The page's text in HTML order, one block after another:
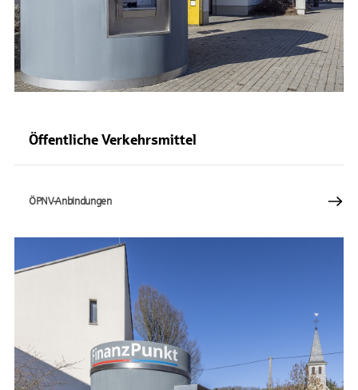
Öffentliche Verkehrsmittel
ÖPNV-Anbindungen